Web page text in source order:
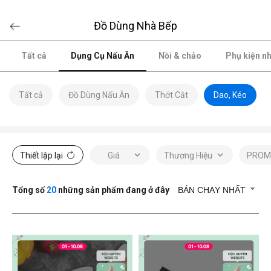
Đồ Dùng Nhà Bếp
Tất cả Dụng Cụ Nấu Ăn Nồi & chảo Phụ kiện
Tất cả Đồ Dùng Nấu Ăn Thớt Cắt Dao, Kéo
Thiết lập lại Giá Thương Hiệu
Tổng số20 những sản phẩm đang ở đây BÁN CHẠY NHẤT